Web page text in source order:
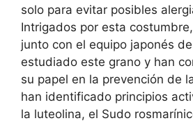
solo para evitar posibles
Intrigados por esta
junto con el equipo japonés
estudiado este grano y han
su papel en la prevención de
han identificado principios
la luteolina, el Sudo